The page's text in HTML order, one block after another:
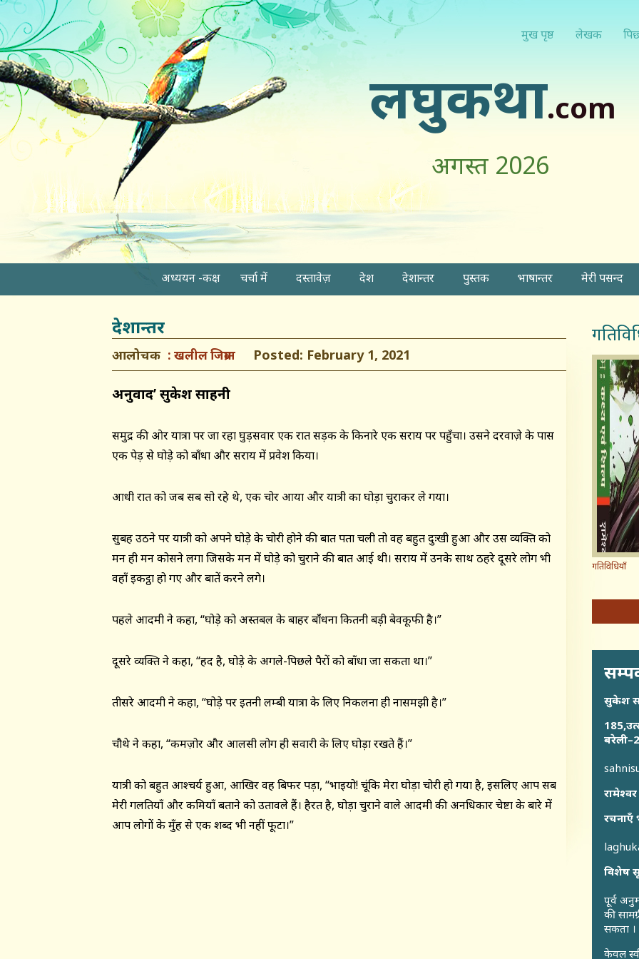
मुख पृष्ठ लेखक
लघुकथा.com
अगस्त 2026
अध्ययन -कक्ष चर्चा में दस्तावेज़ देश देशान्तर पुस्तक भाषान्तर मेरी पसन्द
देशान्तर
आलोचक खलील जिब्रान Posted: February 1, 2021
अनुवाद’ सुकेश साहनी
समुद्र की ओर यात्रा पर जा रहा घुड़सवार एक रात सड़क के किनारे एक सराय पर पहुँचा। उसने दरवाज़े के पास
एक पेड़ से घोड़े को बाँधा और सराय में प्रवेश किया।
आधी रात को जब सब सो रहे थे, एक चोर आया और यात्री का घोड़ा चुराकर ले गया।
सुबह उठने पर यात्री को अपने घोड़े के चोरी होने की बात पता चली तो वह बहुत दुःखी हुआ और उस व्यक्ति को
मन ही मन कोसने लगा जिसके मन में घोड़े को चुराने की बात आई थी। सराय में उनके साथ ठहरे दूसरे लोग भी
वहाँ इकट्ठा हो गए और बातें करने लगे।
पहले आदमी ने कहा, “घोड़े को अस्तबल के बाहर बाँंधना कितनी बड़ी बेवकूफी है।”
दूसरे व्यक्ति ने कहा, “हद है, घोड़े के अगले-पिछले पैरों को बाँधा जा सकता था।”
तीसरे आदमी ने कहा, “घोड़े पर इतनी लम्बी यात्रा के लिए निकलना ही नासमझी है।”
चौथे ने कहा, “कमज़ोर और आलसी लोग ही सवारी के लिए घोड़ा रखते हैं।”
यात्री को बहुत आश्चर्य हुआ, आखिर वह बिफर पड़ा, “भाइयो! चूंकि मेरा घोड़ा चोरी हो गया है, इसलिए आप सब
मेरी गलतियाँ और कमियाँ बताने को उतावले हैं। हैरत है, घोड़ा चुराने वाले आदमी की अनधिकार चेष्टा के बारे में
आप लोगों के मुँह से एक शब्द भी नहीं फूटा।”
गतिविधियाँ
सुकेश
विशेष
पूर्व
की
सकता ।
केवल